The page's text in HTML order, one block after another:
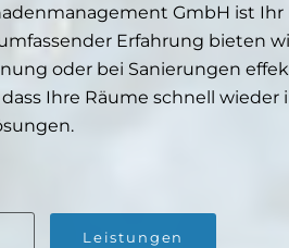
GmbH ist
Erfahrung bieten
oder bei Sanierungen
Ihre Räume schnell
Leistungen